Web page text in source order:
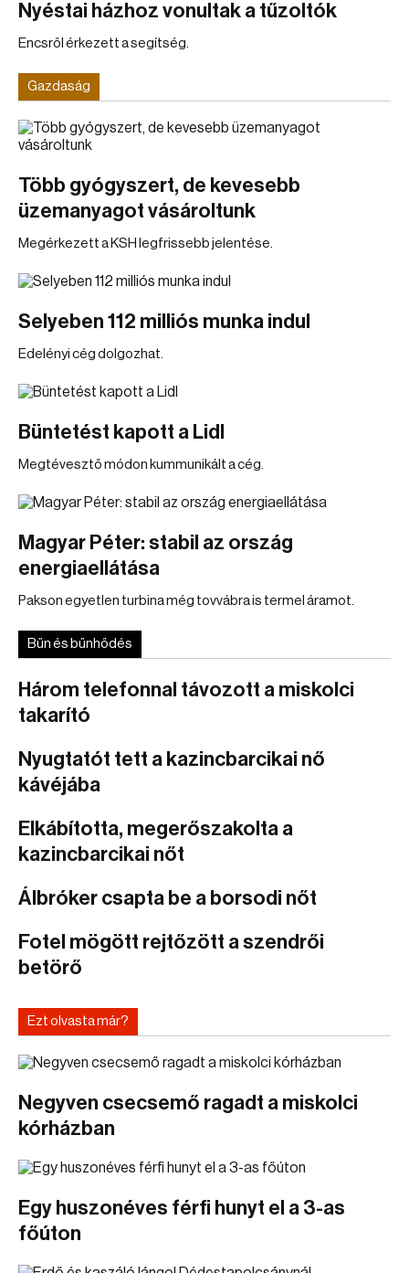
Nyéstai házhoz vonultak a tűzoltók
Encsről érkezett a segítség.
Gazdaság
Több gyógyszert, de kevesebb
üzemanyagot vásároltunk
Megérkezett a KSH legfrissebb jelentése.
Selyeben 112 milliós munka indul
Edelényi cég dolgozhat.
Büntetést kapott a Lidl
Megtévesztő módon kummunikált a cég.
Magyar Péter: stabil az ország
energiaellátása
Pakson egyetlen turbina még tovvábra is termel áramot.
Bűn és bűnhődés
Három telefonnal távozott a miskolci
takarító
Nyugtatót tett a kazincbarcikai nő
kávéjába
Elkábította, megerőszakolta a
kazincbarcikai nőt
Álbróker csapta be a borsodi nőt
Fotel mögött rejtőzött a szendrői
betörő
Ezt olvasta már?
Negyven csecsemő ragadt a miskolci
kórházban
Egy huszonéves férfi hunyt el a 3-as
főúton